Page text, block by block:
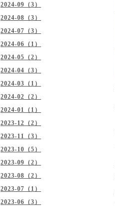
2024-09（3）
2024-08（3）
2024-07（3）
2024-06（1）
2024-05（2）
2024-04（3）
2024-03（1）
2024-02（2）
2024-01（1）
2023-12（2）
2023-11（3）
2023-10（5）
2023-09（2）
2023-08（2）
2023-07（1）
2023-06（3）